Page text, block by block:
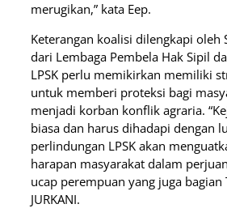
merugikan,” kata Eep.
Keterangan koalisi dilengkapi oleh
dari Lembaga Pembela Hak Sipil
LPSK perlu memikirkan memiliki
untuk memberi proteksi bagi
menjadi korban konflik agraria.
biasa dan harus dihadapi dengan
perlindungan LPSK akan
harapan masyarakat dalam
ucap perempuan yang juga bagian
JURKANI.